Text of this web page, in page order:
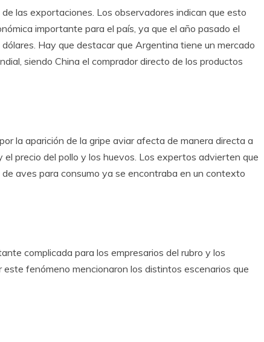
las exportaciones. Los observadores indican que esto
importante para el país, ya que el año pasado el
Hay que destacar que Argentina tiene un mercado
siendo China el comprador directo de los productos
la aparición de la gripe aviar afecta de manera directa a
el precio del pollo y los huevos. Los expertos advierten que
aves para consumo ya se encontraba en un contexto
complicada para los empresarios del rubro y los
fenómeno mencionaron los distintos escenarios que